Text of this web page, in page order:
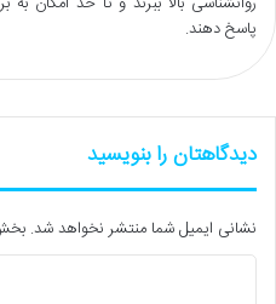
پاسخ دهند.
دیدگاهتان را بنویسید
نشانی ایمیل شما منتشر نخواهد شد.